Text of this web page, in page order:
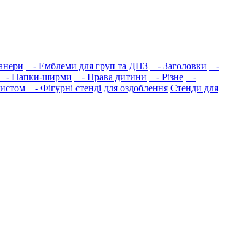
- Емблеми для груп та ДНЗ - Заголовки
-
- Папки-ширми - Права дитини - Різне
-
- Фігурні стенді для оздоблення Стенди для